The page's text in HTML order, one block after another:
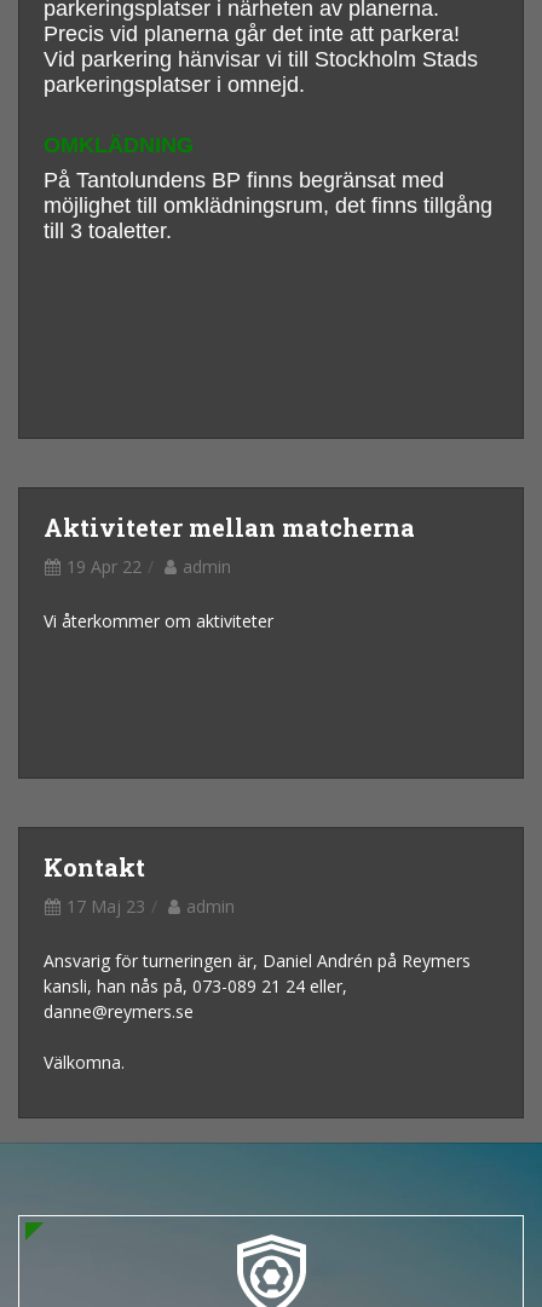
parkeringsplatser i närheten av planerna.
Precis vid planerna går det inte att parkera!
Vid parkering hänvisar vi till Stockholm Stads
parkeringsplatser i omnejd.
OMKLÄDNING
På Tantolundens BP finns begränsat med
möjlighet till omklädningsrum, det finns tillgång
till 3 toaletter.
Aktiviteter mellan matcherna
19 Apr 22 admin
Vi återkommer om aktiviteter
Kontakt
17 Maj 23 admin
Ansvarig för turneringen är, Daniel Andrén på Reymers
kansli, han nås på, 073-089 21 24 eller,
danne@reymers.se
Välkomna.